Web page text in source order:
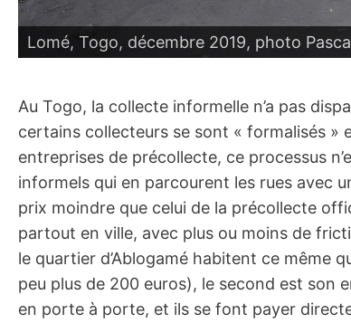
Lomé, Togo, décembre 2019, photo
Au Togo, la collecte informelle n’a pas
certains collecteurs se sont « formalisés »
entreprises de précollecte, ce processus
informels qui en parcourent les rues avec
prix moindre que celui de la précollecte
partout en ville, avec plus ou moins de
le quartier d’Ablogamé habitent ce même
peu plus de 200 euros), le second est son
en porte à porte, et ils se font payer